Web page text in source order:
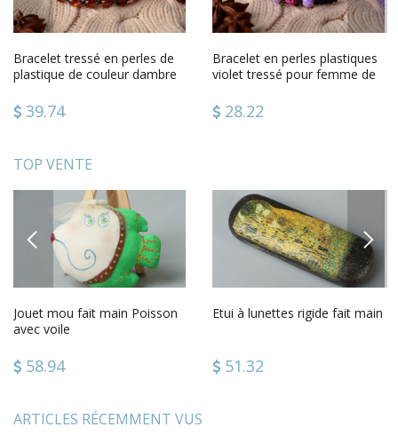
Bracelet tressé en perles de
plastique de couleur dambre
39.74
Bracelet en perles plastiques
violet tressé pour femme de
28.22
TOP VENTE
PREVIOUS
Jouet mou fait main Poisson
avec voile
58.94
Etui à lunettes rigide fait main
51.32
NEXT
ARTICLES RÉCEMMENT VUS